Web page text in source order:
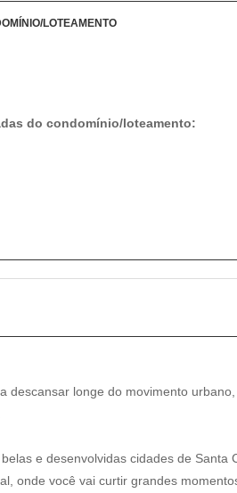
LOTEAMENTO
do condomínio/loteamento:
descansar longe do movimento
e desenvolvidas cidades de
onde você vai curtir grandes